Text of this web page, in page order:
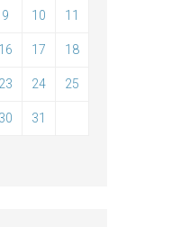
9 10 11
16 17 18
23 24 25
30 31